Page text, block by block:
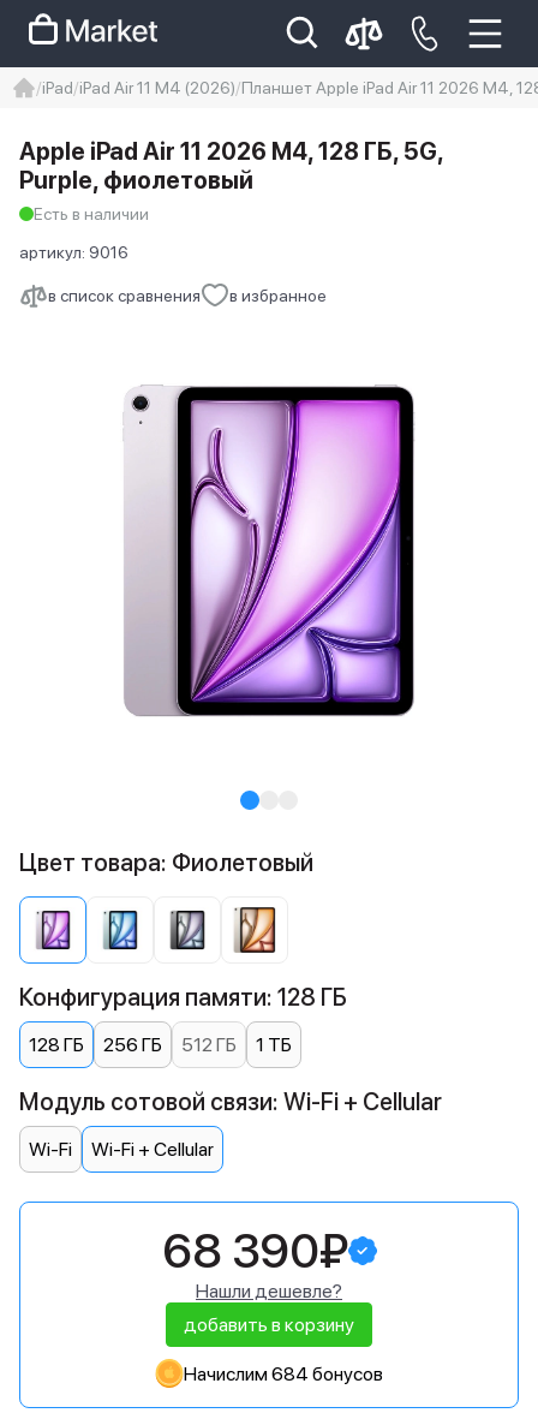
Iphone 14 pro max
айфон 14
iPad iPad Air 11 M4 (2026) Планшет Apple iPad Air 11 2026 M4,
в список сравнения в избранное
Apple iPad Air 11 2026 M4, 128 ГБ, 5G,
Purple, фиолетовый
Есть в наличии
артикул: 9016
Цвет товара: Фиолетовый
Конфигурация памяти: 128 ГБ
128 ГБ 256 ГБ 512 ГБ 1 ТБ
Модуль сотовой связи: Wi-Fi + Cellular
Wi-Fi Wi-Fi + Cellular
68 390₽
Нашли дешевле?
добавить в корзину
Начислим 684 бонусов